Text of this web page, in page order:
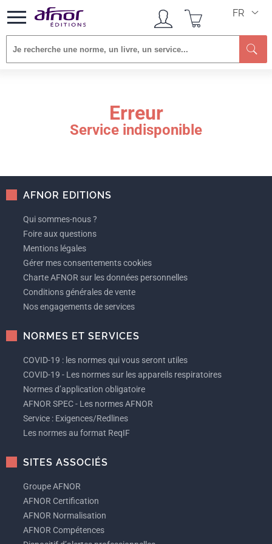
FR
Erreur
Service indisponible
AFNOR EDITIONS
Qui sommes-nous ?
Foire aux questions
Mentions légales
Gérer mes consentements cookies
Charte AFNOR sur les données personnelles
Conditions générales de vente
Nos engagements de services
NORMES ET SERVICES
COVID-19 : les normes qui vous seront utiles
COVID-19 - Les normes sur les appareils respiratoires
Normes d’application obligatoire
AFNOR SPEC - Les normes AFNOR
Service : Exigences/Redlines
Les normes au format ReqIF
SITES ASSOCIÉS
Groupe AFNOR
AFNOR Certification
AFNOR Normalisation
AFNOR Compétences